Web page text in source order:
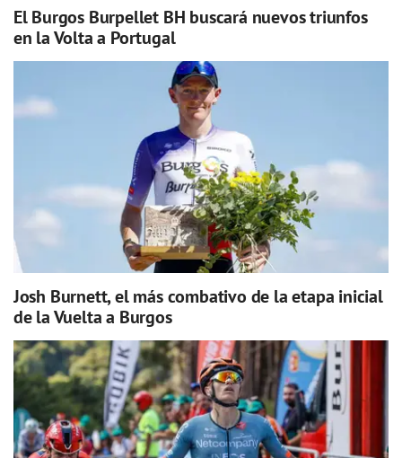
El Burgos Burpellet BH buscará nuevos triunfos
en la Volta a Portugal
Josh Burnett, el más combativo de la etapa inicial
de la Vuelta a Burgos